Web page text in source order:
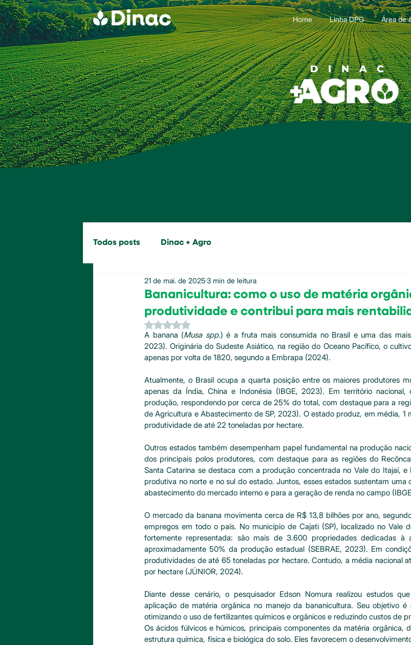
Home Linha DPG Área de
Todos posts Dinac + Agro
Bananicultura: como o uso de matéria
produtividade e contribui para mais
21 de mai. de 20253 min de leitura
Avaliado com NaN de 5 estrelas.
A banana (Musa spp.) é a fruta mais consumida no Brasil e uma das
2023). Originária do Sudeste Asiático, na região do Oceano Pacífico, o
apenas por volta de 1820, segundo a Embrapa (2024).
Atualmente, o Brasil ocupa a quarta posição entre os maiores produtores
apenas da Índia, China e Indonésia (IBGE, 2023). Em território
produção, respondendo por cerca de 25% do total, com destaque para a
de Agricultura e Abastecimento de SP, 2023). O estado produz, em média, 1
produtividade de até 22 toneladas por hectare.
Outros estados também desempenham papel fundamental na produção
dos principais polos produtores, com destaque para as regiões do
Santa Catarina se destaca com a produção concentrada no Vale do Itajaí,
produtiva no norte e no sul do estado. Juntos, esses estados sustentam uma
abastecimento do mercado interno e para a geração de renda no campo
O mercado da banana movimenta cerca de R$ 13,8 bilhões por ano,
empregos em todo o país. No município de Cajati (SP), localizado no Vale
fortemente representada: são mais de 3.600 propriedades dedicadas à
aproximadamente 50% da produção estadual (SEBRAE, 2023). Em
produtividades de até 65 toneladas por hectare. Contudo, a média nacional
por hectare (JÚNIOR, 2024).
Diante desse cenário, o pesquisador Edson Nomura realizou estudos
aplicação de matéria orgânica no manejo da bananicultura. Seu objetivo
otimizando o uso de fertilizantes químicos e orgânicos e reduzindo custos de
Os ácidos fúlvicos e húmicos, principais componentes da matéria orgânica,
estrutura química, física e biológica do solo. Eles favorecem o